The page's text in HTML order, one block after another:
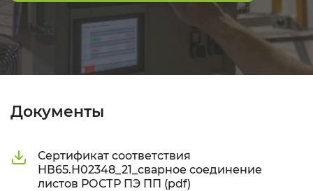
Документы
Сертификат соответствия
НВ65.Н02348_21_сварное соединение
листов РОСТР ПЭ ПП (pdf)